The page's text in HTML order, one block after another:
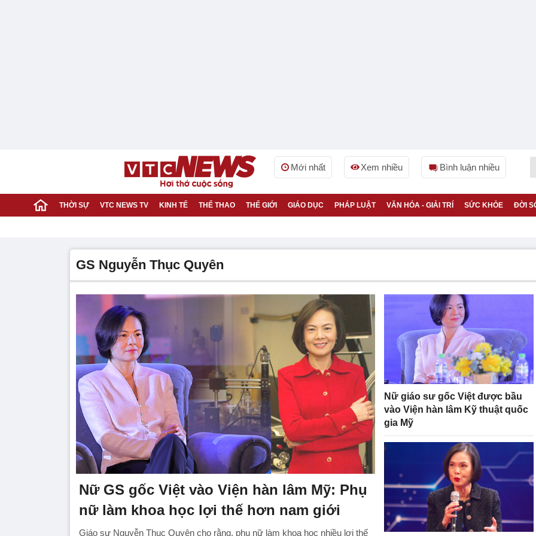
Mới nhất Xem nhiều Bình luận nhiều
THỜI SỰ VTC NEWS TV KINH TẾ THỂ THAO THẾ GIỚI GIÁO DỤC PHÁP LUẬT VĂN HÓA - GIẢI TRÍ SỨC KHỎE ĐỜI
GS Nguyễn Thục Quyên
Nữ GS gốc Việt vào Viện hàn lâm Mỹ: Phụ
nữ làm khoa học lợi thế hơn nam giới
Giáo sư Nguyễn Thục Quyên cho rằng, phụ nữ làm khoa học nhiều lợi thế
Nữ giáo sư gốc Việt được bầu
vào Viện hàn lâm Kỹ thuật quốc
gia Mỹ